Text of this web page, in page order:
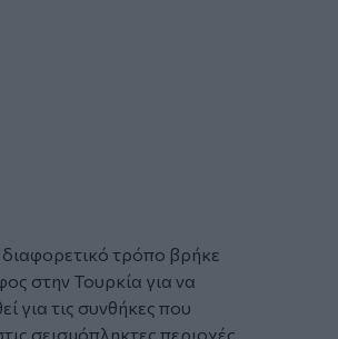
τρόπο βρήκε
στην Τουρκία για να
για τις συνθήκες που
σεισμόπληκτες περιοχές.